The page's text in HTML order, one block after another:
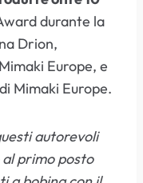
durante la
Drion,
Europe, e
Mimaki Europe.
autorevoli
primo posto